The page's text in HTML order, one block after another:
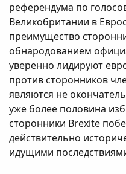
референдума по
Великобритании в
преимущество
обнародованием
уверенно лидируют
против сторонников
являются не
уже более половина
сторонники Brexite
действительно
идущими